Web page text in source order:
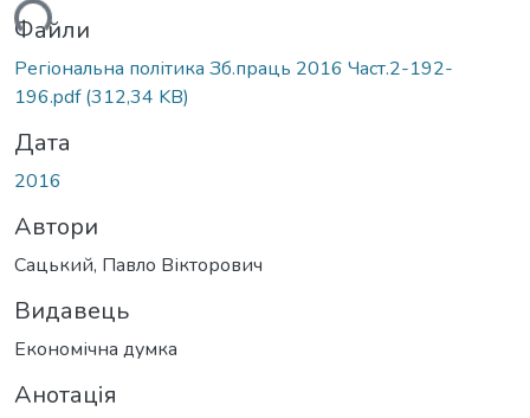
Файли
Регіональна політика Зб.праць 2016 Част.2-192-
196.pdf(312,34 KB)
Дата
2016
Автори
Сацький, Павло Вікторович
Видавець
Економічна думка
Анотація